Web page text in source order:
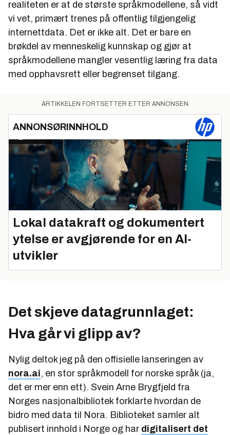
realiteten er at de største språkmodellene, så vidt
vi vet, primært trenes på offentlig tilgjengelig
internettdata. Det er ikke alt. Det er bare en
brøkdel av menneskelig kunnskap og gjør at
språkmodellene mangler vesentlig læring fra data
med opphavsrett eller begrenset tilgang.
ARTIKKELEN FORTSETTER ETTER ANNONSEN
ANNONSØRINNHOLD
Lokal datakraft og dokumentert
ytelse er avgjørende for en AI-
utvikler
Det skjeve datagrunnlaget:
Hva går vi glipp av?
Nylig deltok jeg på den offisielle lanseringen av
nora.ai, en stor språkmodell for norske språk (ja,
det er mer enn ett). Svein Arne Brygfjeld fra
Norges nasjonalbibliotek forklarte hvordan de
bidro med data til Nora. Biblioteket samler alt
publisert innhold i Norge og har digitalisert det